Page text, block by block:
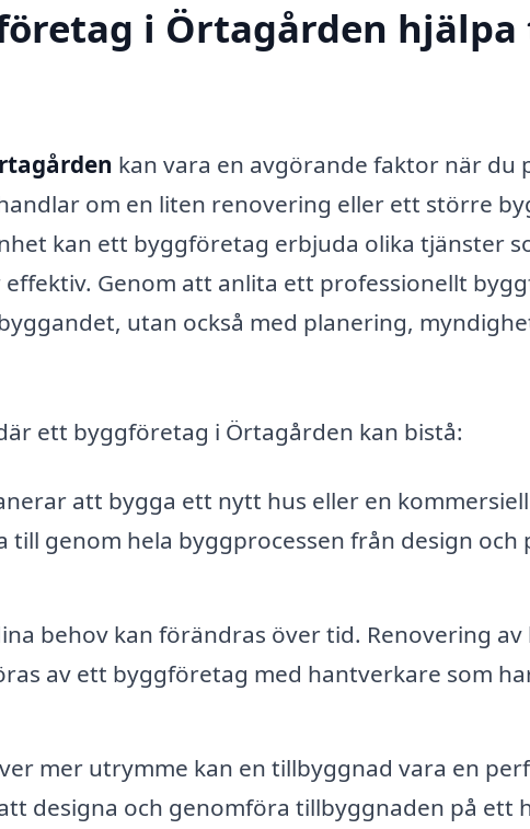
i Örtagården
kan vara en avgörande faktor när du
om en liten renovering eller ett större
kan ett byggföretag erbjuda olika tjänster
effektiv. Genom att anlita ett professionellt
utan också med planering,
ett byggföretag i Örtagården kan bistå:
att bygga ett nytt hus eller en
genom hela byggprocessen från design och
behov kan förändras över tid. Renovering
av ett byggföretag med hantverkare som
mer utrymme kan en tillbyggnad vara en
designa och genomföra tillbyggnaden på ett